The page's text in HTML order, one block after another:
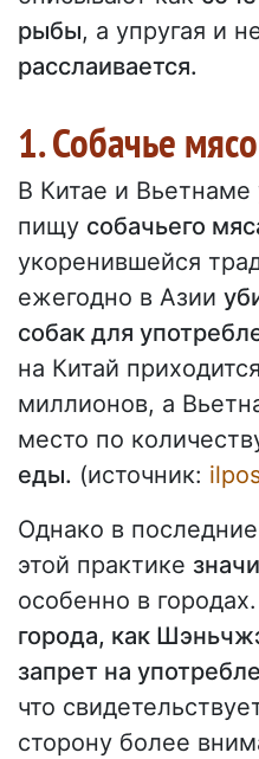
рыбы, а упругая и
расслаивается.
1. Собачье мясо
В Китае и Вьетнаме
пищу собачьего
укоренившейся
ежегодно в Азии
собак для
на Китай
миллионов, а
место по
еды. (источник:
Однако в
этой практике
особенно в
города, как
запрет на
что
сторону более